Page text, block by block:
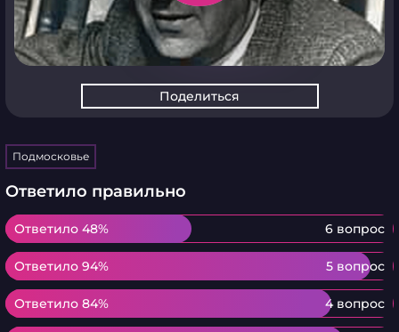
Поделиться
Подмосковье
Ответило правильно
Ответило 48% 6 вопрос
Ответило 48%
Ответило 94% 5 вопрос
Ответило 94%
Ответило 84% 4 вопрос
Ответило 84%